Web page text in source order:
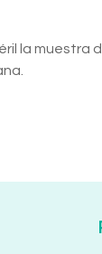
la muestra